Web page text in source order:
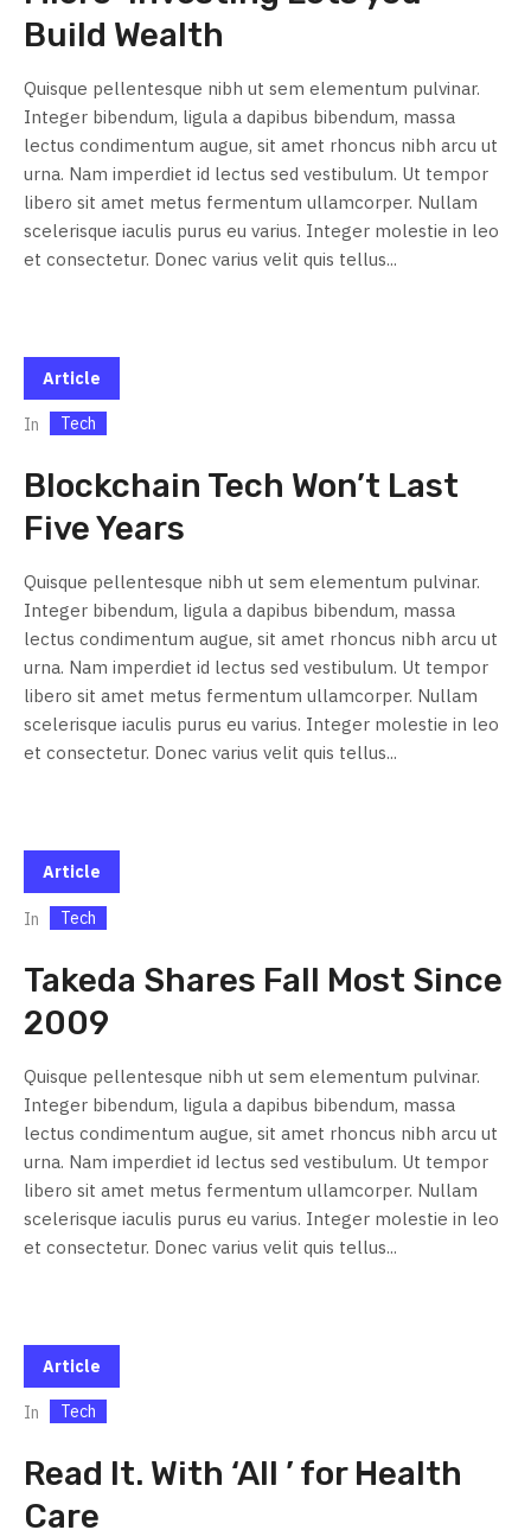
Build Wealth
Quisque pellentesque nibh ut sem elementum pulvinar.
Integer bibendum, ligula a dapibus bibendum, massa
lectus condimentum augue, sit amet rhoncus nibh arcu ut
urna. Nam imperdiet id lectus sed vestibulum. Ut tempor
libero sit amet metus fermentum ullamcorper. Nullam
scelerisque iaculis purus eu varius. Integer molestie in leo
et consectetur. Donec varius velit quis tellus...
Article
In Tech
Blockchain Tech Won’t Last
Five Years
Quisque pellentesque nibh ut sem elementum pulvinar.
Integer bibendum, ligula a dapibus bibendum, massa
lectus condimentum augue, sit amet rhoncus nibh arcu ut
urna. Nam imperdiet id lectus sed vestibulum. Ut tempor
libero sit amet metus fermentum ullamcorper. Nullam
scelerisque iaculis purus eu varius. Integer molestie in leo
et consectetur. Donec varius velit quis tellus...
Article
In Tech
Takeda Shares Fall Most Since
2009
Quisque pellentesque nibh ut sem elementum pulvinar.
Integer bibendum, ligula a dapibus bibendum, massa
lectus condimentum augue, sit amet rhoncus nibh arcu ut
urna. Nam imperdiet id lectus sed vestibulum. Ut tempor
libero sit amet metus fermentum ullamcorper. Nullam
scelerisque iaculis purus eu varius. Integer molestie in leo
et consectetur. Donec varius velit quis tellus...
Article
In Tech
Read It. With ‘All ’ for Health
Care